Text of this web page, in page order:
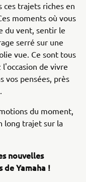
ces trajets riches en
moments où vous
du vent, sentir le
serré sur une
vue. Ce sont tous
de vivre
vos pensées, près
du moment,
long trajet sur la
nouvelles
de Yamaha !